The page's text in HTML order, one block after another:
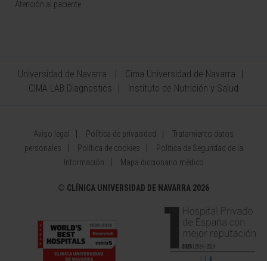
Atención al paciente
Universidad de Navarra
Cima Universidad de Navarra
CIMA LAB Diagnostics
Instituto de Nutrición y Salud
Aviso legal Política de privacidad
Tratamiento datos
personales
Política de cookies
Política de Seguridad de la
Información
Mapa diccionario médico
© CLÍNICA UNIVERSIDAD DE NAVARRA 2026